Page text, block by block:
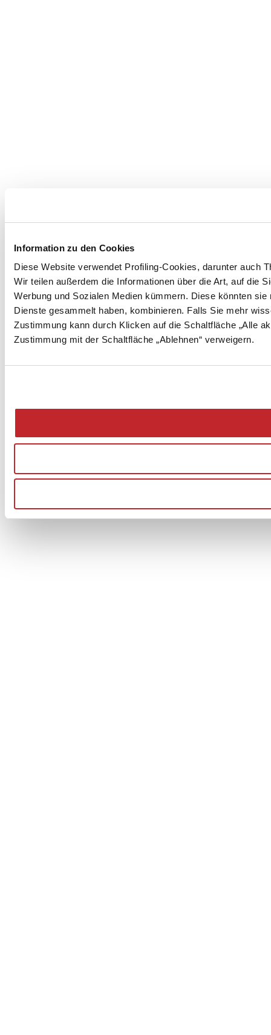
Information zu den Cookies
Diese Website verwendet Profiling-Cookies, darunter auch
Wir teilen außerdem die Informationen über die Art, auf die
Werbung und Sozialen Medien kümmern. Diese könnten
Dienste gesammelt haben, kombinieren. Falls Sie mehr
Zustimmung kann durch Klicken auf die Schaltfläche „Alle
Zustimmung mit der Schaltfläche „Ablehnen“ verweigern.